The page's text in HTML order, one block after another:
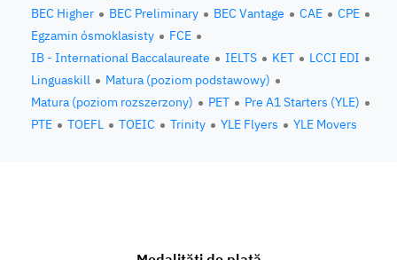
BEC Higher
BEC Preliminary BEC Vantage CAE
CPE
Egzamin ósmoklasisty
FCE
IB - International Baccalaureate
IELTS KET
LCCI EDI
Linguaskill
Matura (poziom podstawowy)
Matura (poziom rozszerzony)
PET
Pre A1 Starters (YLE)
PTE
TOEFL TOEIC Trinity YLE Flyers YLE Movers